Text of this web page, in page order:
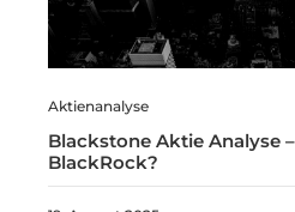
Aktienanalyse
Blackstone Aktie Analyse
BlackRock?